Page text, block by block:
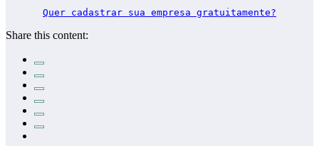
Quer cadastrar sua empresa gratuitamente?
Share this content: